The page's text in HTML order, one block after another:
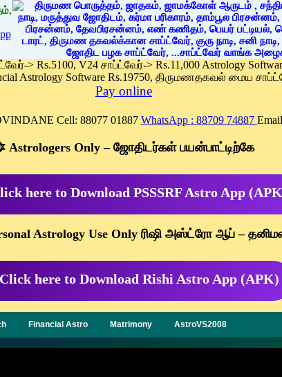
> Rs.5100, V24 சாப்ட்வேர்-> Rs.11,000 Astrology
Astrology Software Rs.19750, திருமணதகவல் மைய
Pay online
Cell: 88077 01887 WhatsApp : 88709 74887
Astrologers Only – ஜோதிடர்கள் பயன்பாட்டிற்கே
here to Download PSSSRF Astro App
Astrology Use Only ரிஷி அஸ்ட்ரோ ஆப் –
here to Download Rishi Astro App (APK)
Financial Astro Matrimony AstroVS2008